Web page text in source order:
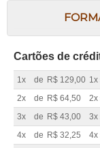
Cartões de
1x de R$ 129,00 1x
2x
de R$ 64,50 2x
3x
de R$ 43,00 3x
4x
de R$ 32,25 4x